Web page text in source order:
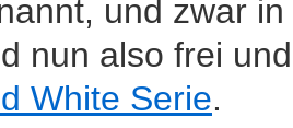
und zwar
nun also frei
White Serie.